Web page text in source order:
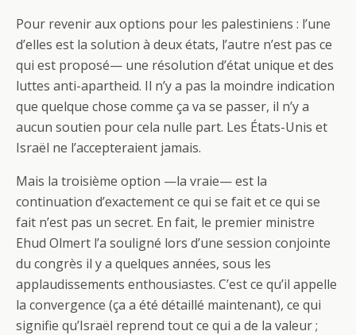
Pour revenir aux options pour les palestiniens : l’une
d’elles est la solution à deux états, l’autre n’est pas ce
qui est proposé— une résolution d’état unique et des
luttes anti-apartheid. Il n’y a pas la moindre indication
que quelque chose comme ça va se passer, il n’y a
aucun soutien pour cela nulle part. Les États-Unis et
Israël ne l’accepteraient jamais.
Mais la troisième option —la vraie— est la
continuation d’exactement ce qui se fait et ce qui se
fait n’est pas un secret. En fait, le premier ministre
Ehud Olmert l’a souligné lors d’une session conjointe
du congrès il y a quelques années, sous les
applaudissements enthousiastes. C’est ce qu’il appelle
la convergence (ça a été détaillé maintenant), ce qui
signifie qu’Israël reprend tout ce qui a de la valeur ;